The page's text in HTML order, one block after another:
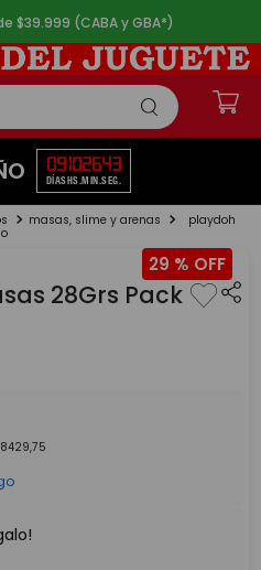
$39.999 (CABA y GBA*)
09
DÍAS
10
HS.
26
MIN.
43
SEG.
masas, slime y arenas playdoh
29 %
28Grs Pack
8429,75